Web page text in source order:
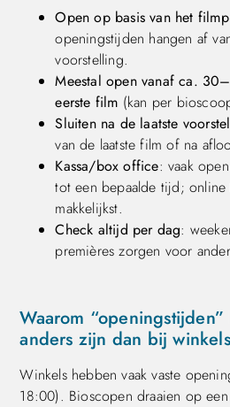
Open op basis van het
openingstijden hangen af
voorstelling.
Meestal open vanaf ca.
eerste film (kan per
Sluiten na de laatste
van de laatste film of na
Kassa/box office: vaak
tot een bepaalde tijd; online
makkelijkst.
Check altijd per dag:
premières zorgen voor
Waarom
anders zijn dan bij winkels
Winkels hebben vaak vaste
18:00). Bioscopen draaien op een